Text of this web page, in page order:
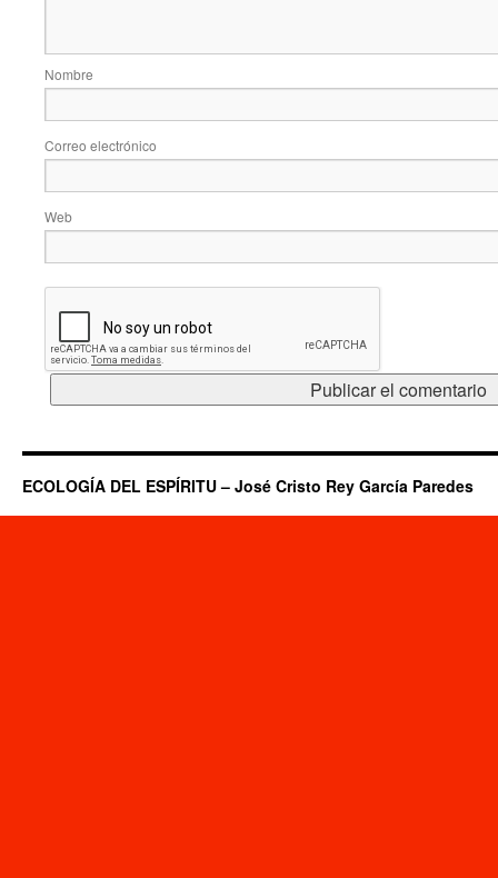
Nombre
Correo electrónico
Web
ECOLOGÍA DEL ESPÍRITU – José Cristo Rey García Paredes